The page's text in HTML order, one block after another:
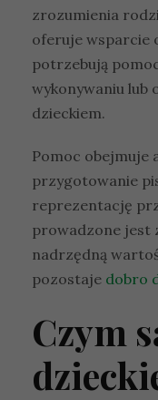
zrozumienia
oferuje wsparcie
potrzebują
wykonywaniu lub
dzieckiem.
Pomoc obejmuje
przygotowanie
reprezentację
prowadzone jest
nadrzędną
pozostaje dobro
Czym